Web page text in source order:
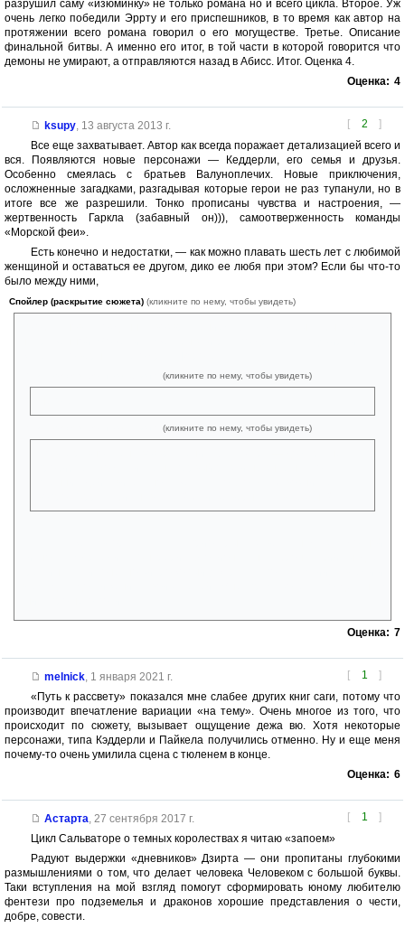
разрушил саму «изюминку» не только романа но и всего цикла. Второе. Уж
очень легко победили Эррту и его приспешников, в то время как автор на
протяжении всего романа говорил о его могуществе. Третье. Описание
финальной битвы. А именно его итог, в той части в которой говорится что
демоны не умирают, а отправляются назад в Абисс. Итог. Оценка 4.
Оценка: 4
[ 2 ]
ksupy, 13 августа 2013 г.
Все еще захватывает. Автор как всегда поражает детализацией всего и
вся. Появляются новые персонажи — Кеддерли, его семья и друзья.
Особенно смеялась с братьев Валуноплечих. Новые приключения,
осложненные загадками, разгадывая которые герои не раз тупанули, но в
итоге все же разрешили. Тонко прописаны чувства и настроения, —
жертвенность Гаркла (забавный он))), самоотверженность команды
«Морской феи».
Есть конечно и недостатки, — как можно плавать шесть лет с любимой
женщиной и оставаться ее другом, дико ее любя при этом? Если бы что-то
было между ними,
Спойлер (раскрытие сюжета) (кликните по нему, чтобы увидеть)
(кликните по нему, чтобы увидеть)
(кликните по нему, чтобы увидеть)
Оценка: 7
[ 1 ]
melnick, 1 января 2021 г.
«Путь к рассвету» показался мне слабее других книг саги, потому что
производит впечатление вариации «на тему». Очень многое из того, что
происходит по сюжету, вызывает ощущение дежа вю. Хотя некоторые
персонажи, типа Кэддерли и Пайкела получились отменно. Ну и еще меня
почему-то очень умилила сцена с тюленем в конце.
Оценка: 6
[ 1 ]
Астарта 27 сентября 2017 г.
Цикл Сальваторе о темных королествах я читаю «запоем»
Радуют выдержки «дневников» Дзирта — они пропитаны глубокими
размышлениями о том, что делает человека Человеком с большой буквы.
Таки вступления на мой взгляд помогут сформировать юному любителю
фентези про подземелья и драконов хорошие представления о чести,
добре, совести.